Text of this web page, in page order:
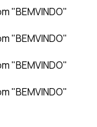
"BEMVINDO"
"BEMVINDO"
"BEMVINDO"
"BEMVINDO"